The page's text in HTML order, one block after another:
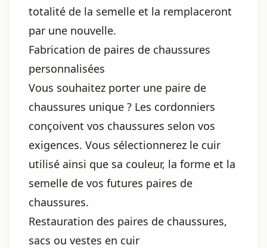
totalité de la semelle et la remplaceront
par une nouvelle.
Fabrication de paires de chaussures
personnalisées
Vous souhaitez porter une paire de
chaussures unique ? Les cordonniers
conçoivent vos chaussures selon vos
exigences. Vous sélectionnerez le cuir
utilisé ainsi que sa couleur, la forme et la
semelle de vos futures paires de
chaussures.
Restauration des paires de chaussures,
sacs ou vestes en cuir